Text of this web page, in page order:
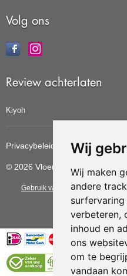
Wij
Wij maken
andere
verbeteren,
inhoud en
ons
om te
vandaan
Volg ons
Review achterlaten
Kiyoh
Privacybeleid Cookiebeleid
© 2026 Vloerbedekkingvoordelig
Gebruik van deze site betekent